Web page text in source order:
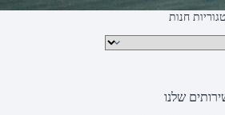
חנות
קטגוריות מוצרים
שלנו